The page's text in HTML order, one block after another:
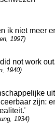
ik niet meer
1997)
not work
1940)
zijn:
1934)